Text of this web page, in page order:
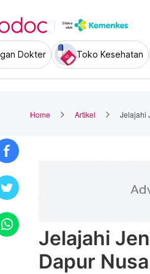
Dokter Toko Kesehatan
Home Artikel Jelajahi
Jelajahi
Dapur